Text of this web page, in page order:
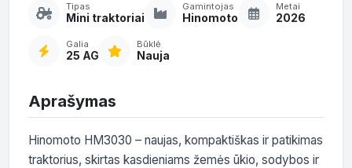
Tipas
Mini traktoriai
Gamintojas
Hinomoto
Metai
2026
Galia
25 AG
Būklė
Nauja
Aprašymas
Hinomoto HM3030 – naujas, kompaktiškas ir patikimas
traktorius, skirtas kasdieniams žemės ūkio, sodybos ir